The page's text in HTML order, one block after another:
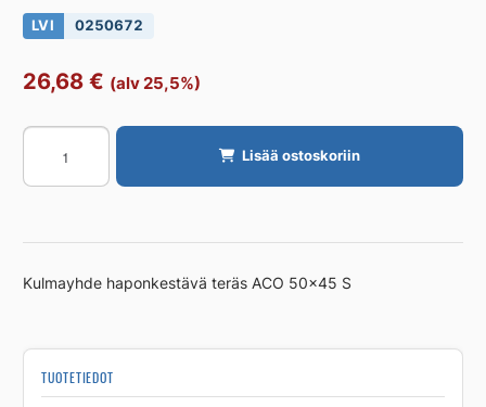
LVI 0250672
26,68 € (alv 25,5%)
Kulmayhde
ACO
AISI316
Lisää ostoskoriin
Kulmayhde haponkestävä teräs ACO 50×45 S
TUOTETIEDOT